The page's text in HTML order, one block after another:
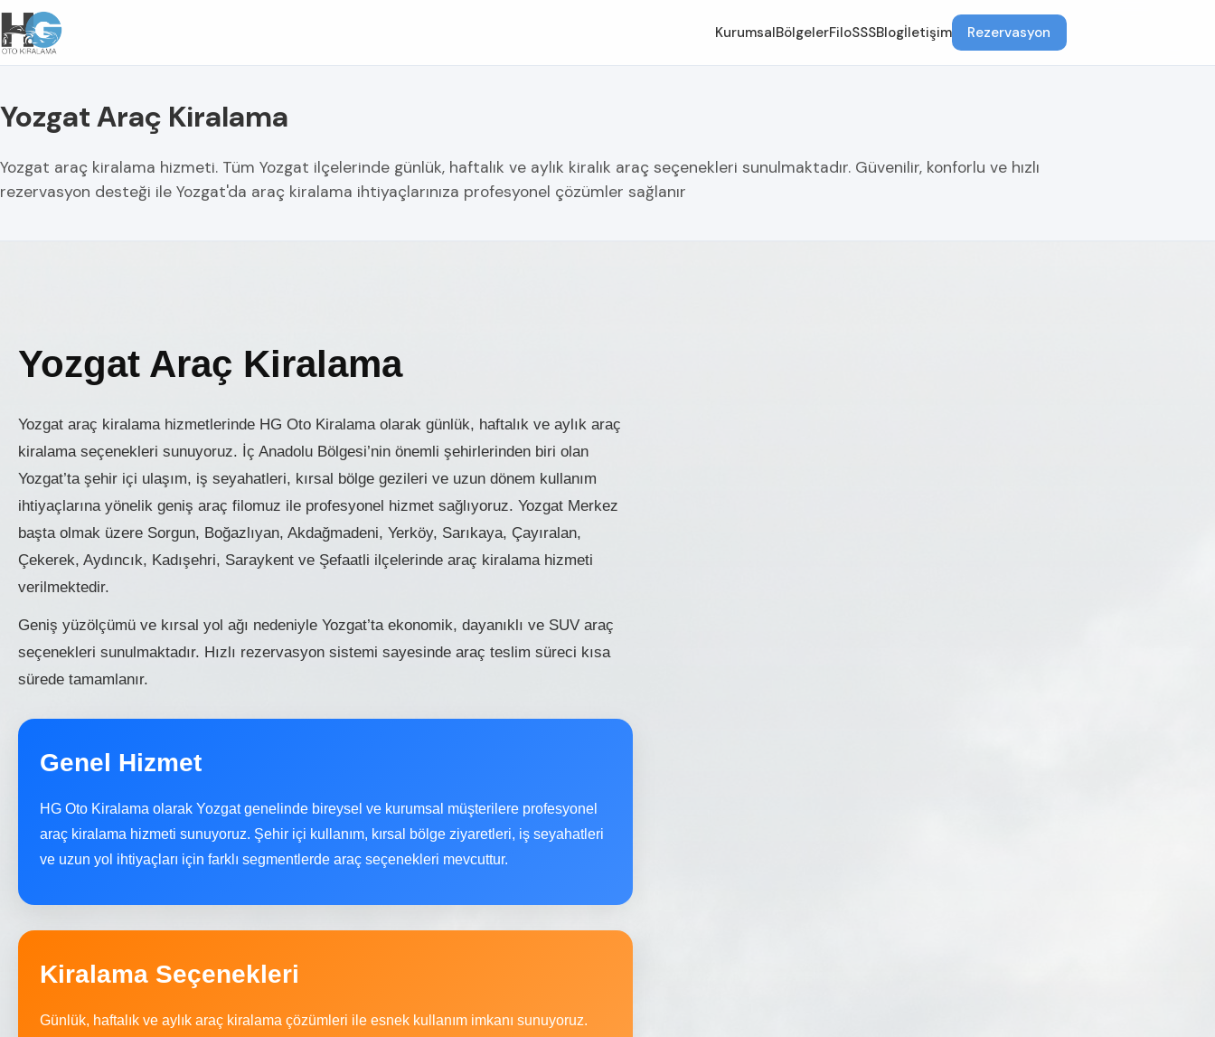
KurumsalBölgelerFiloSSSBlogİletişim Rezervasyon
Yozgat Araç Kiralama
Yozgat araç kiralama hizmeti. Tüm Yozgat ilçelerinde günlük, haftalık ve aylık kiralık araç seçenekleri sunulmaktadır. Güvenilir, konforlu ve hızlı
rezervasyon desteği ile Yozgat'da araç kiralama ihtiyaçlarınıza profesyonel çözümler sağlanır
Yozgat Araç Kiralama
Yozgat araç kiralama hizmetlerinde HG Oto Kiralama olarak günlük, haftalık ve aylık araç
kiralama seçenekleri sunuyoruz. İç Anadolu Bölgesi’nin önemli şehirlerinden biri olan
Yozgat’ta şehir içi ulaşım, iş seyahatleri, kırsal bölge gezileri ve uzun dönem kullanım
ihtiyaçlarına yönelik geniş araç filomuz ile profesyonel hizmet sağlıyoruz. Yozgat Merkez
başta olmak üzere Sorgun, Boğazlıyan, Akdağmadeni, Yerköy, Sarıkaya, Çayıralan,
Çekerek, Aydıncık, Kadışehri, Saraykent ve Şefaatli ilçelerinde araç kiralama hizmeti
verilmektedir.
Geniş yüzölçümü ve kırsal yol ağı nedeniyle Yozgat’ta ekonomik, dayanıklı ve SUV araç
seçenekleri sunulmaktadır. Hızlı rezervasyon sistemi sayesinde araç teslim süreci kısa
sürede tamamlanır.
Genel Hizmet
HG Oto Kiralama olarak Yozgat genelinde bireysel ve kurumsal müşterilere profesyonel
araç kiralama hizmeti sunuyoruz. Şehir içi kullanım, kırsal bölge ziyaretleri, iş seyahatleri
ve uzun yol ihtiyaçları için farklı segmentlerde araç seçenekleri mevcuttur.
Kiralama Seçenekleri
Günlük, haftalık ve aylık araç kiralama çözümleri ile esnek kullanım imkanı sunuyoruz.